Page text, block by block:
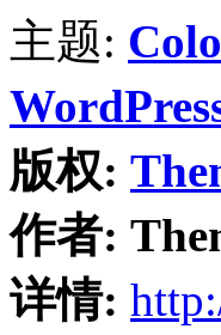
主题:
版权:
作者:
详情: